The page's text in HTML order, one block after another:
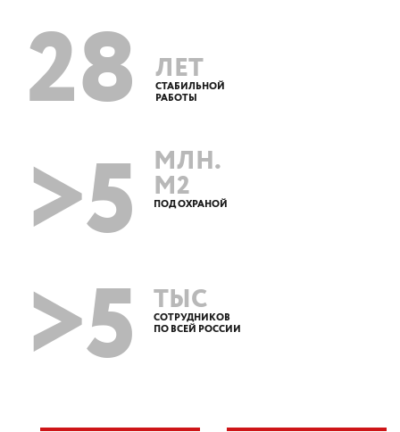
28 ЛЕТ
СТАБИЛЬНОЙ
РАБОТЫ
>5 МЛН.
М2
ПОД ОХРАНОЙ
>5 ТЫС
СОТРУДНИКОВ
ПО ВСЕЙ РОССИИ